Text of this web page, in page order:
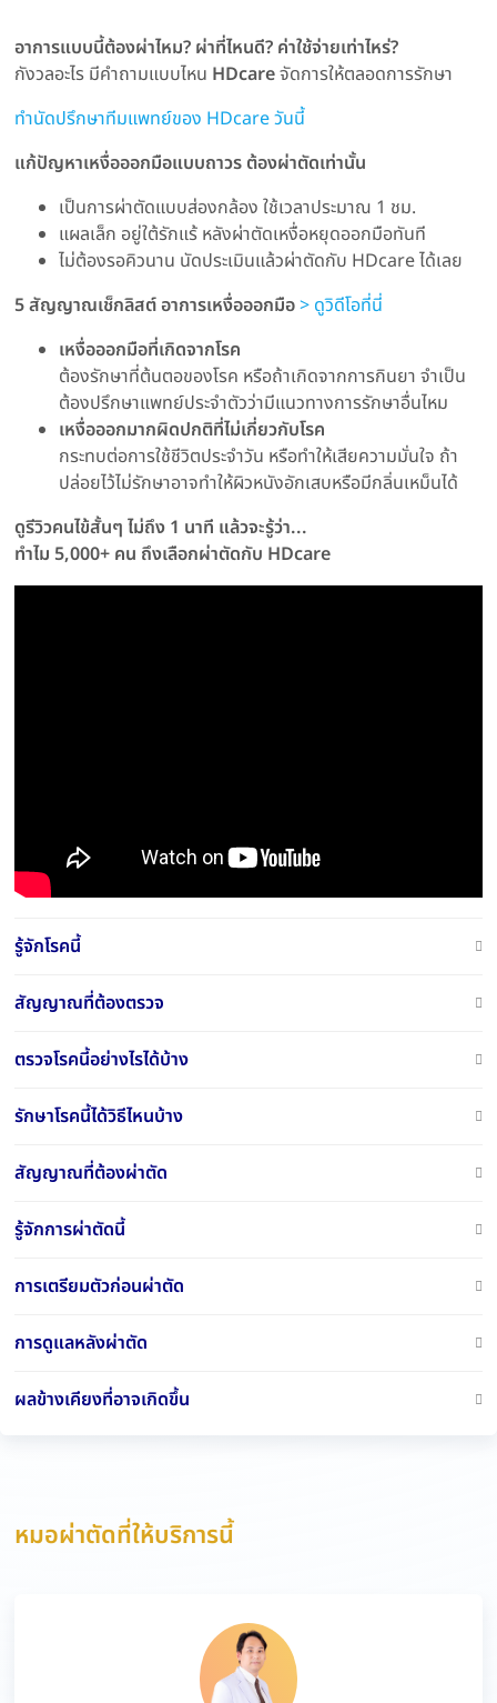
อาการแบบนี้ต้องผ่าไหม? ผ่าที่ไหนดี? ค่าใช้จ่ายเท่าไหร่?
กังวลอะไร มีคำถามแบบไหน HDcareจัดการให้ตลอดการรักษา
ทำนัดปรึกษาทีมแพทย์ของ HDcare วันนี้
แก้ปัญหาเหงื่อออกมือแบบถาวร ต้องผ่าตัดเท่านั้น
เป็นการผ่าตัดแบบส่องกล้อง ใช้เวลาประมาณ 1 ชม.
แผลเล็ก อยู่ใต้รักแร้ หลังผ่าตัดเหงื่อหยุดออกมือทันที
ไม่ต้องรอคิวนาน นัดประเมินแล้วผ่าตัดกับ HDcare ได้เลย
5 สัญญาณเช็กลิสต์ อาการเหงื่อออกมือ> ดูวิดีโอที่นี่
เหงื่อออกมือที่เกิดจากโรค
ต้องรักษาที่ต้นตอของโรค หรือถ้าเกิดจากการกินยา จำเป็น
ต้องปรึกษาแพทย์ประจำตัวว่ามีแนวทางการรักษาอื่นไหม
เหงื่อออกมากผิดปกติที่ไม่เกี่ยวกับโรค
กระทบต่อการใช้ชีวิตประจำวัน หรือทำให้เสียความมั่นใจ ถ้า
ปล่อยไว้ไม่รักษาอาจทำให้ผิวหนังอักเสบหรือมีกลิ่นเหม็นได้
ดูรีวิวคนไข้สั้นๆ ไม่ถึง 1 นาที แล้วจะรู้ว่า...
ทำไม 5,000+ คน ถึงเลือกผ่าตัดกับ HDcare
รู้จักโรคนี้
สัญญาณที่ต้องตรวจ
ตรวจโรคนี้อย่างไรได้บ้าง
รักษาโรคนี้ได้วิธีไหนบ้าง
สัญญาณที่ต้องผ่าตัด
รู้จักการผ่าตัดนี้
การเตรียมตัวก่อนผ่าตัด
การดูแลหลังผ่าตัด
ผลข้างเคียงที่อาจเกิดขึ้น
หมอผ่าตัดที่ให้บริการนี้